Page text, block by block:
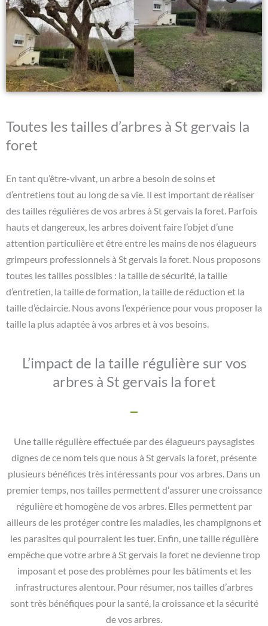
Toutes les tailles d’arbres à St gervais la
foret
En tant qu’être-vivant, un arbre a besoin de soins et
d’entretiens tout au long de sa vie. Il est important de réaliser
des tailles régulières de vos arbres à St gervais la foret. Parfois
hauts et dangereux, les arbres doivent faire l’objet d’une
attention particulière et être entre les mains de nos élagueurs
grimpeurs professionnels à St gervais la foret. Nous proposons
toutes les tailles possibles : la taille de sécurité, la taille
d’entretien, la taille de formation, la taille de réduction et la
taille d’éclaircie. Nous avons l’expérience pour vous proposer la
taille la plus adaptée à vos arbres et à vos besoins.
L’impact de la taille régulière sur vos
arbres à St gervais la foret
Une taille régulière effectuée par des élagueurs paysagistes
dignes de ce nom tels que nous à St gervais la foret, présente
plusieurs bénéfices très intéressants pour vos arbres. Dans un
premier temps, nos tailles permettent d’assurer une croissance
régulière et homogène de vos arbres. Elles permettent par
ailleurs de les protéger contre les maladies, les champignons et
les parasites qui pourraient les tuer. Enfin, une taille régulière
empêche que votre arbre à St gervais la foret ne devienne trop
imposant et pose des problèmes pour les bâtiments et les
infrastructures alentour. Pour résumer, nos tailles d’arbres
sont très bénéfiques pour la santé, la croissance et la sécurité
de vos arbres.